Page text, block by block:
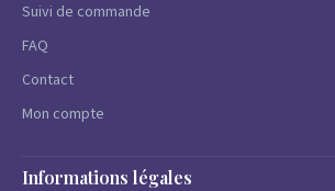
Suivi de commande
FAQ
Contact
Mon compte
Informations légales